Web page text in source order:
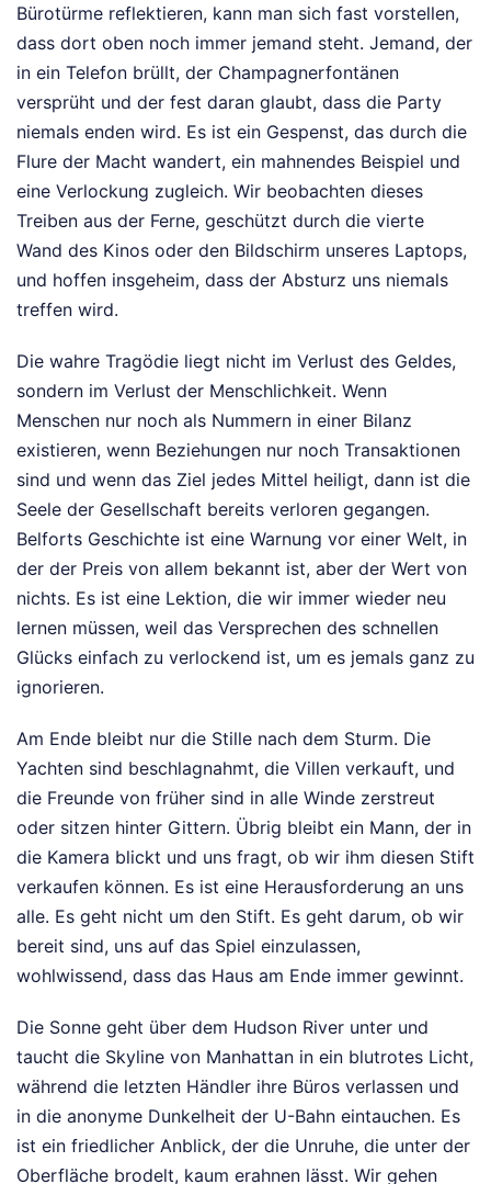
Bürotürme reflektieren, kann man sich fast vorstellen,
dass dort oben noch immer jemand steht. Jemand, der
in ein Telefon brüllt, der Champagnerfontänen
versprüht und der fest daran glaubt, dass die Party
niemals enden wird. Es ist ein Gespenst, das durch die
Flure der Macht wandert, ein mahnendes Beispiel und
eine Verlockung zugleich. Wir beobachten dieses
Treiben aus der Ferne, geschützt durch die vierte
Wand des Kinos oder den Bildschirm unseres Laptops,
und hoffen insgeheim, dass der Absturz uns niemals
treffen wird.
Die wahre Tragödie liegt nicht im Verlust des Geldes,
sondern im Verlust der Menschlichkeit. Wenn
Menschen nur noch als Nummern in einer Bilanz
existieren, wenn Beziehungen nur noch Transaktionen
sind und wenn das Ziel jedes Mittel heiligt, dann ist die
Seele der Gesellschaft bereits verloren gegangen.
Belforts Geschichte ist eine Warnung vor einer Welt, in
der der Preis von allem bekannt ist, aber der Wert von
nichts. Es ist eine Lektion, die wir immer wieder neu
lernen müssen, weil das Versprechen des schnellen
Glücks einfach zu verlockend ist, um es jemals ganz zu
ignorieren.
Am Ende bleibt nur die Stille nach dem Sturm. Die
Yachten sind beschlagnahmt, die Villen verkauft, und
die Freunde von früher sind in alle Winde zerstreut
oder sitzen hinter Gittern. Übrig bleibt ein Mann, der in
die Kamera blickt und uns fragt, ob wir ihm diesen Stift
verkaufen können. Es ist eine Herausforderung an uns
alle. Es geht nicht um den Stift. Es geht darum, ob wir
bereit sind, uns auf das Spiel einzulassen,
wohlwissend, dass das Haus am Ende immer gewinnt.
Die Sonne geht über dem Hudson River unter und
taucht die Skyline von Manhattan in ein blutrotes Licht,
während die letzten Händler ihre Büros verlassen und
in die anonyme Dunkelheit der U-Bahn eintauchen. Es
ist ein friedlicher Anblick, der die Unruhe, die unter der
Oberfläche brodelt, kaum erahnen lässt. Wir gehen